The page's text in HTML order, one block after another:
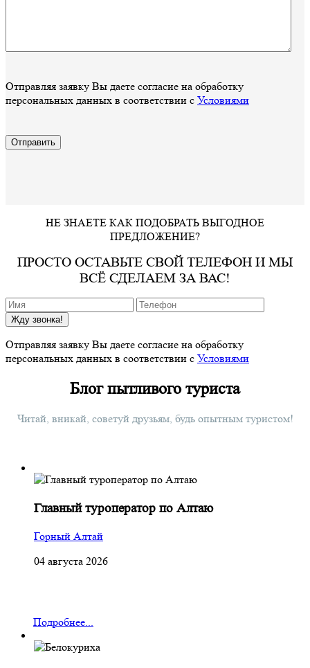
Отправляя заявку Вы даете согласие на обработку
персональных данных в соответствии с Условиями
НЕ ЗНАЕТЕ КАК ПОДОБРАТЬ ВЫГОДНОЕ
ПРЕДЛОЖЕНИЕ?
ПРОСТО ОСТАВЬТЕ СВОЙ ТЕЛЕФОН И МЫ
ВСЁ СДЕЛАЕМ ЗА ВАС!
Жду звонка!
Отправляя заявку Вы даете согласие на обработку
персональных данных в соответствии с Условиями
Блог пытливого туриста
Читай, вникай, советуй друзьям, будь опытным туристом!
Главный туроператор по Алтаю
Горный Алтай
04 августа 2026
Подробнее...